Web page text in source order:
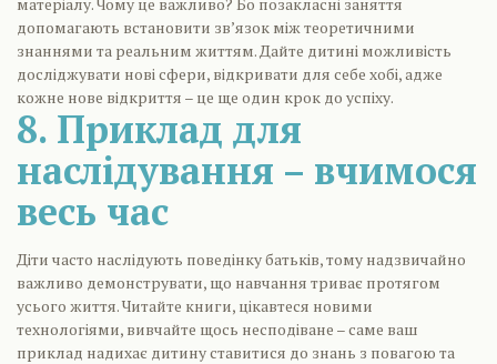
допомагають встановити зв’язок між теоретичними
знаннями та реальним життям. Дайте дитині можливість
досліджувати нові сфери, відкривати для себе хобі, адже
кожне нове відкриття – це ще один крок до успіху.
8. Приклад для
наслідування – вчимося
весь час
Діти часто наслідують поведінку батьків, тому надзвичайно
важливо демонструвати, що навчання триває протягом
усього життя. Читайте книги, цікавтеся новими
технологіями, вивчайте щось несподіване – саме ваш
приклад надихає дитину ставитися до знань з повагою та